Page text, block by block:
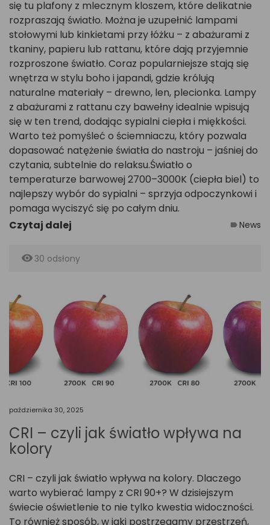
się tu plafony z mlecznym kloszem, które delikatnie
rozpraszają światło. Można je uzupełnić lampami
stołowymi lub kinkietami przy łóżku – z abażurami z
tkaniny, papieru lub rattanu, które dają przyjemnie
rozproszone światło. Coraz popularniejsze stają się
wnętrza w stylu boho i japandi, gdzie królują
naturalne materiały – drewno, len, plecionka. Lampy
z abażurami z rattanu czy bawełny idealnie wpisują
się w ten trend, dodając sypialni ciepła i miękkości.
Warto też pomyśleć o ściemniaczu, który pozwala
dopasować natężenie światła do nastroju – jaśniej do
czytania, subtelnie do relaksu.Światło o
temperaturze barwowej 2700–3000K (ciepła biel) to
najlepszy wybór do sypialni – sprzyja odpoczynkowi i
pomaga wyciszyć się po całym dniu.
Czytaj dalej
label News
remove_red_eye30 odsłony
października 30, 2025
CRI – czyli jak światło wpływa na
kolory
CRI – czyli jak światło wpływa na kolory. Dlaczego
warto wybierać lampy z CRI 90+? W dzisiejszym
świecie oświetlenie to nie tylko kwestia widoczności.
To również sposób, w jaki postrzegamy przestrzeń,